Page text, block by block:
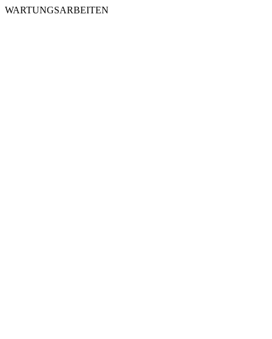
WARTUNGSARBEITEN